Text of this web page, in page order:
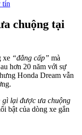
tín
chuộng tại
xe “đẳng cấp” mà
hơn 20 năm với sự
Honda Dream vẫn
gì lại được ưa chuộng
bật của dòng xe gắn